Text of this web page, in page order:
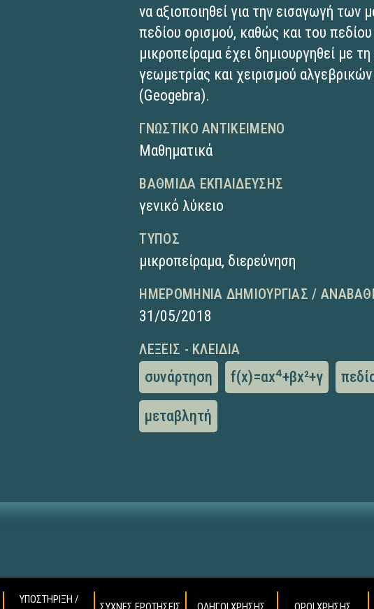
να αξιοποιηθεί για την εισαγωγή των
πεδίου ορισμού, καθώς και του
μικροπείραμα έχει δημιουργηθεί με
γεωμετρίας και χειρισμού
(Geogebra).
ΓΝΩΣΤΙΚΌ ΑΝΤΙΚΕΊΜΕΝΟ
Μαθηματικά
ΒΑΘΜΊΔΑ ΕΚΠΑΊΔΕΥΣΗΣ
γενικό λύκειο
ΤΎΠΟΣ
μικροπείραμα, διερεύνηση
ΗΜΕΡΟΜΗΝΊΑ ΔΗΜΙΟΥΡΓΊΑΣ /
31/05/2018
ΛΈΞΕΙΣ - ΚΛΕΙΔΙΆ
συνάρτηση f(x)=αx⁴+βx²+γ
μεταβλητή
ΥΠΟΣΤΗΡΙΞΗ /